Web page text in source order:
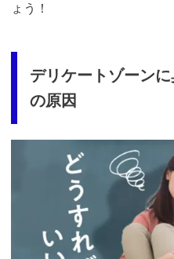
ょう！
デリケートゾーン
の原因